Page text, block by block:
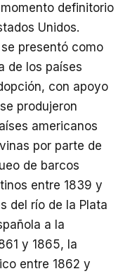
definitorio
Unidos.
presentó como
de los países
con apoyo
produjeron
americanos
por parte de
de barcos
entre 1839 y
del río de la Plata
a la
y 1865, la
entre 1862 y